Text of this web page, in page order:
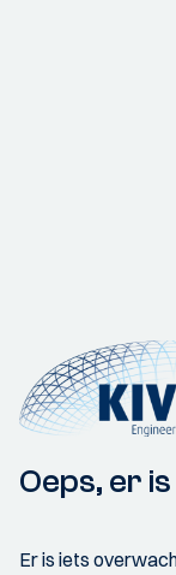
Oeps, er
Er is iets